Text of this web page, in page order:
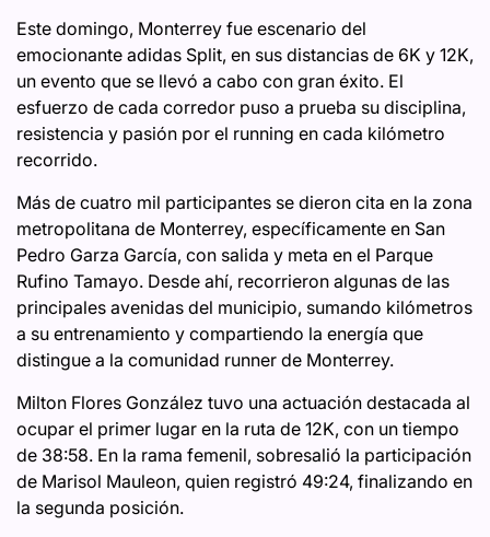
Este domingo, Monterrey fue escenario del
emocionante adidas Split, en sus distancias de 6K y 12K,
un evento que se llevó a cabo con gran éxito. El
esfuerzo de cada corredor puso a prueba su disciplina,
resistencia y pasión por el running en cada kilómetro
recorrido.
Más de cuatro mil participantes se dieron cita en la zona
metropolitana de Monterrey, específicamente en San
Pedro Garza García, con salida y meta en el Parque
Rufino Tamayo. Desde ahí, recorrieron algunas de las
principales avenidas del municipio, sumando kilómetros
a su entrenamiento y compartiendo la energía que
distingue a la comunidad runner de Monterrey.
Milton Flores González tuvo una actuación destacada al
ocupar el primer lugar en la ruta de 12K, con un tiempo
de 38:58. En la rama femenil, sobresalió la participación
de Marisol Mauleon, quien registró 49:24, finalizando en
la segunda posición.